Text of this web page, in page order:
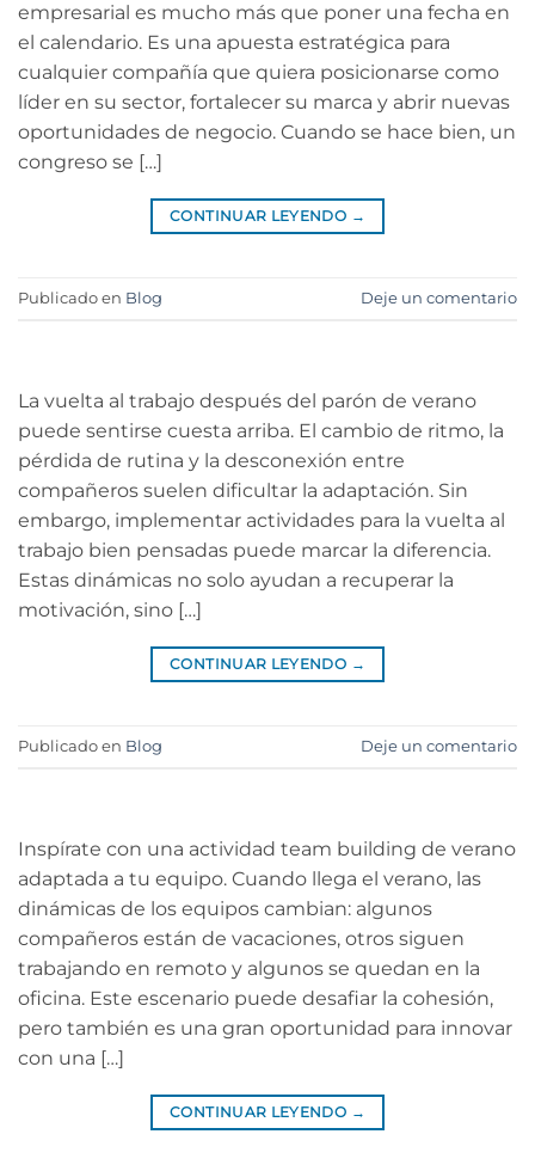
empresarial es mucho más que poner una fecha en
el calendario. Es una apuesta estratégica para
cualquier compañía que quiera posicionarse como
líder en su sector, fortalecer su marca y abrir nuevas
oportunidades de negocio. Cuando se hace bien, un
congreso se […]
CONTINUAR LEYENDO →
Publicado en Blog Deje un comentario
La vuelta al trabajo después del parón de verano
puede sentirse cuesta arriba. El cambio de ritmo, la
pérdida de rutina y la desconexión entre
compañeros suelen dificultar la adaptación. Sin
embargo, implementar actividades para la vuelta al
trabajo bien pensadas puede marcar la diferencia.
Estas dinámicas no solo ayudan a recuperar la
motivación, sino […]
CONTINUAR LEYENDO →
Publicado en Blog Deje un comentario
Inspírate con una actividad team building de verano
adaptada a tu equipo. Cuando llega el verano, las
dinámicas de los equipos cambian: algunos
compañeros están de vacaciones, otros siguen
trabajando en remoto y algunos se quedan en la
oficina. Este escenario puede desafiar la cohesión,
pero también es una gran oportunidad para innovar
con una […]
CONTINUAR LEYENDO →